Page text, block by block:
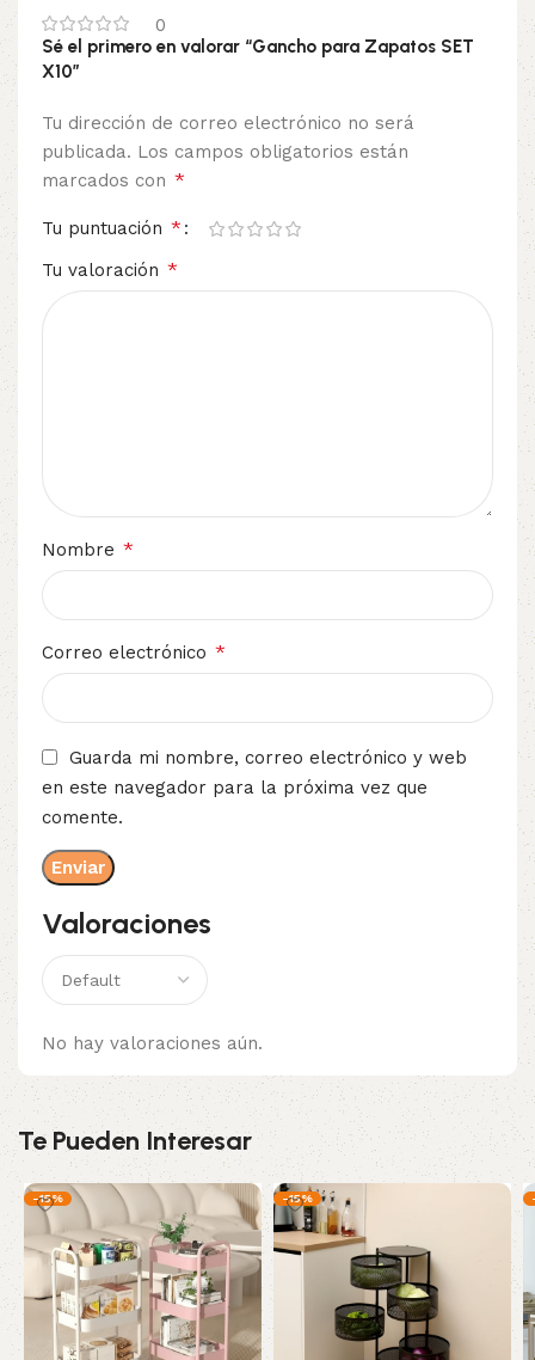
0
Valoraciones
No hay valoraciones aún.
Sé el primero en valorar “Gancho para Zapatos SET
X10”
Tu dirección de correo electrónico no será
publicada. Los campos obligatorios están
marcados con *
Tu puntuación *
Tu valoración *
Nombre *
Correo electrónico *
Guarda mi nombre, correo electrónico y web
en este navegador para la próxima vez que
comente.
Te Pueden Interesar
-15% -15%